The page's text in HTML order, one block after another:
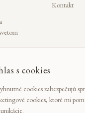
Kontakt
s cookies
cookies zabezpečujú
cookies, ktoré mi